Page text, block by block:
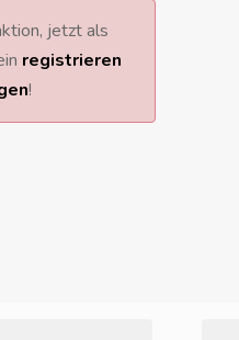
jetzt als
registrieren
!